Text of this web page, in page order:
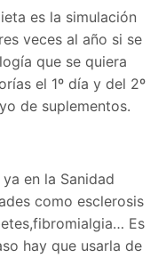
es la simulación
veces al año si se
que se quiera
el 1º día y del 2º
de suplementos.
en la Sanidad
como esclerosis
Es
hay que usarla de